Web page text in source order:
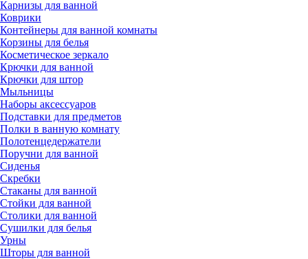
Карнизы для ванной
Коврики
Контейнеры для ванной комнаты
Корзины для белья
Косметическое зеркало
Крючки для ванной
Крючки для штор
Мыльницы
Наборы аксессуаров
Подставки для предметов
Полки в ванную комнату
Полотенцедержатели
Поручни для ванной
Сиденья
Скребки
Стаканы для ванной
Стойки для ванной
Столики для ванной
Сушилки для белья
Урны
Шторы для ванной